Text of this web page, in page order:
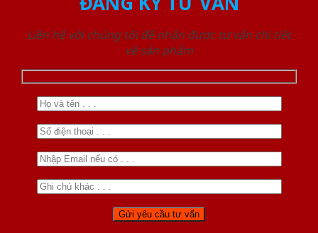
Liên hệ với chúng tôi để nhận được tư vấn chi tiết
về sản phẩm